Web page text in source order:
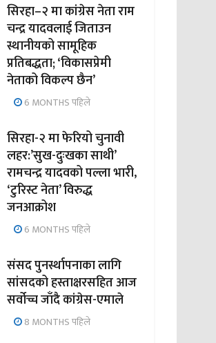
सिरहा–२ मा कांग्रेस नेता राम
चन्द्र यादवलाई जिताउन
स्थानीयको सामूहिक
प्रतिबद्धता; ‘विकासप्रेमी
नेताको विकल्प छैन’
6 MONTHS पहिले
सिरहा-२ मा फेरियो चुनावी
लहर:’सुख-दुःखका साथी’
रामचन्द्र यादवको पल्ला भारी,
‘टुरिस्ट नेता’ विरुद्ध
जनआक्रोश
6 MONTHS पहिले
संसद पुनर्स्थापनाका लागि
सांसदको हस्ताक्षरसहित आज
सर्वोच्च जाँदै कांग्रेस-एमाले
8 MONTHS पहिले